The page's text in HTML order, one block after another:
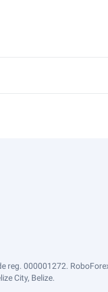
reg. 000001272.
City, Belize.